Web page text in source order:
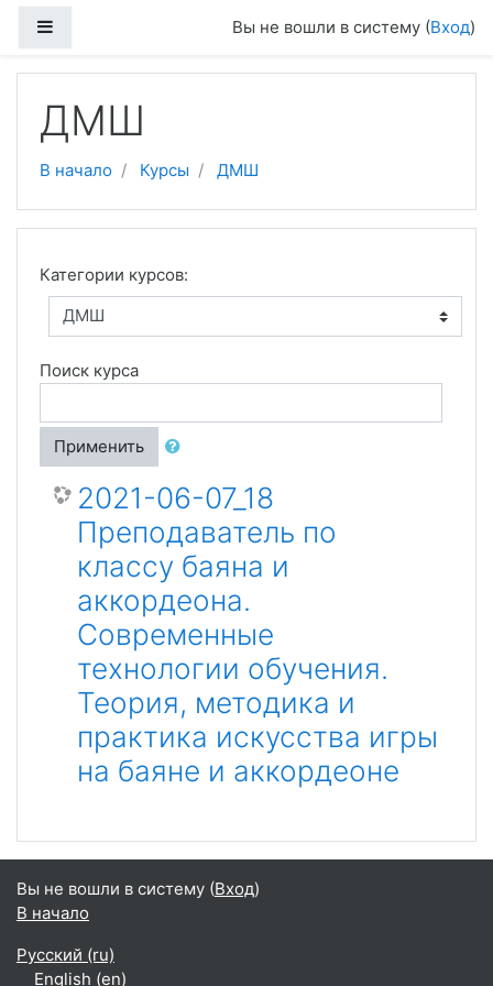
Вы не вошли в систему (Вход)
ДМШ
В начало Курсы ДМШ
Категории курсов:
Поиск курса
Применить
2021-06-07_18
Преподаватель по
классу баяна и
аккордеона.
Современные
технологии обучения.
Теория, методика и
практика искусства игры
на баяне и аккордеоне
Вы не вошли в систему (Вход)
В начало
Русский ‎(ru)‎
English ‎(en)‎